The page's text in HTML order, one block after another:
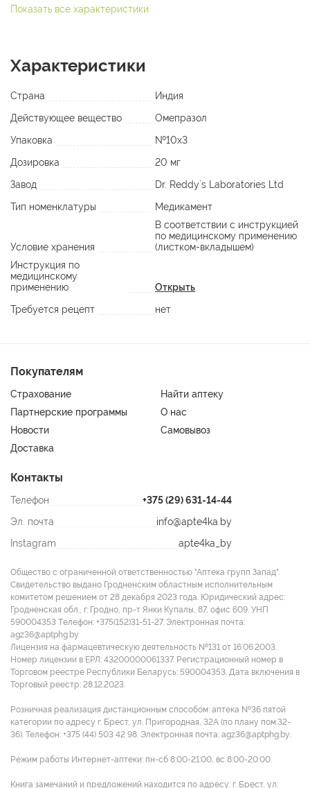
Показать все характеристики
Характеристики
Страна
Индия
Действующее вещество
Омепразол
Упаковка
№10х3
Дозировка
20 мг
Завод
Dr. Reddy`s Laboratories Ltd
Тип номенклатуры
Медикамент
Условие хранения
В соответствии с инструкцией
по медицинскому применению
(листком-вкладышем)
Инструкция по
медицинскому
применению
Открыть
Требуется рецепт
нет
Покупателям
Страхование
Найти аптеку
Партнерские программы
О нас
Новости
Самовывоз
Доставка
Контакты
Телефон
+375 (29) 631-14-44
Эл. почта
info@apte4ka.by
Instagram
apte4ka_by
Общество с ограниченной ответственностью "Аптека групп Запад".
Свидетельство выдано Гродненским областным исполнительным
комитетом решением от 28 декабря 2023 года. Юридический адрес:
Гродненская обл., г. Гродно, пр-т Янки Купалы, 87, офис 609. УНП
590004353 Tелефон: +375(152)31-51-27. Электронная почта:
agz36@aptphg.by
Лицензия на фармацевтическую деятельность №131 от 16.06.2003.
Номер лицензии в ЕРЛ: 43200000061337. Регистрационный номер в
Торговом реестре Республики Беларусь: 590004353. Дата включения в
Торговый реестр: 28.12.2023.
Розничная реализация дистанционным способом: аптека №36 пятой
категории по адресу г. Брест, ул. Пригородная, 32А (по плану пом.32-
36). Телефон: +375 (44) 503 42 98. Электронная почта: agz36@aptphg.by.
Режим работы Интернет-аптеки: пн-сб 8:00-21:00, вс 8:00-20:00.
Книга замечаний и предложений находится по адресу: г. Брест, ул.